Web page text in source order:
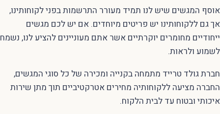
אוסף המגשים שיש לנו תמיד מעורר התרשמות בפני לקוחותינו,
אך גם ללקוחותינו יש פריטים מיוחדים. אם יש לכם מגשים
ייחודיים מחומרים יוקרתיים אשר אתם מעוניינים להציע לנו, נשמח
לשמוע ולראות.
חברת גולד טרייד מתמחה בקנייה ומכירה של כל סוגי המגשים,
החברה מציעה ללקוחותיה מחירים אטרקטיביים תוך מתן שירות
איכותי ובטוח עד לבית הלקוח.